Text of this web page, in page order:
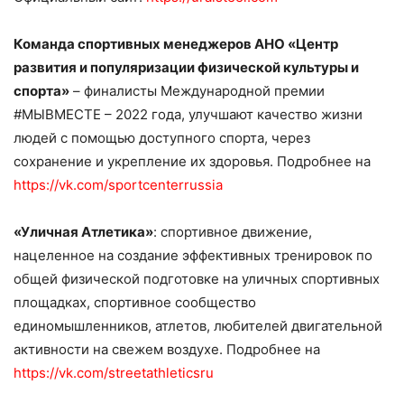
Команда спортивных менеджеров АНО «Центр
развития и популяризации физической культуры и
спорта» – финалисты Международной премии
#МЫВМЕСТЕ – 2022 года, улучшают качество жизни
людей с помощью доступного спорта, через
сохранение и укрепление их здоровья. Подробнее на
https://vk.com/sportcenterrussia
«Уличная Атлетика»: спортивное движение,
нацеленное на создание эффективных тренировок по
общей физической подготовке на уличных спортивных
площадках, спортивное сообщество
единомышленников, атлетов, любителей двигательной
активности на свежем воздухе. Подробнее на
https://vk.com/streetathleticsru